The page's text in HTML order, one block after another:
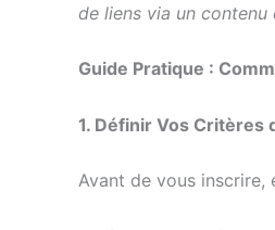
de liens via un contenu
Guide Pratique :
1. Définir Vos Critères
Avant de vous inscrire,